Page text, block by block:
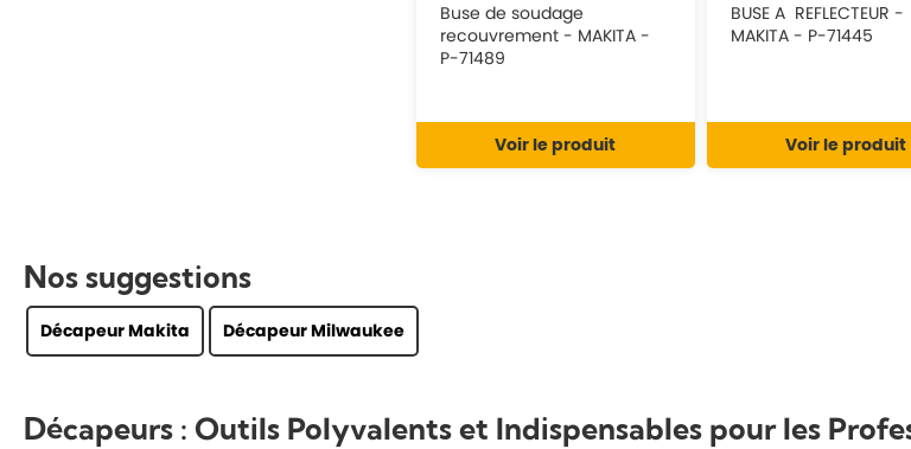
Buse de soudage
recouvrement - MAKITA -
P-71489
Voir le produit
BUSE A REFLECTEUR -
MAKITA - P-71445
Voir le produit
Nos suggestions
Décapeur Makita Décapeur Milwaukee
Décapeurs : Outils Polyvalents et Indispensables pour les